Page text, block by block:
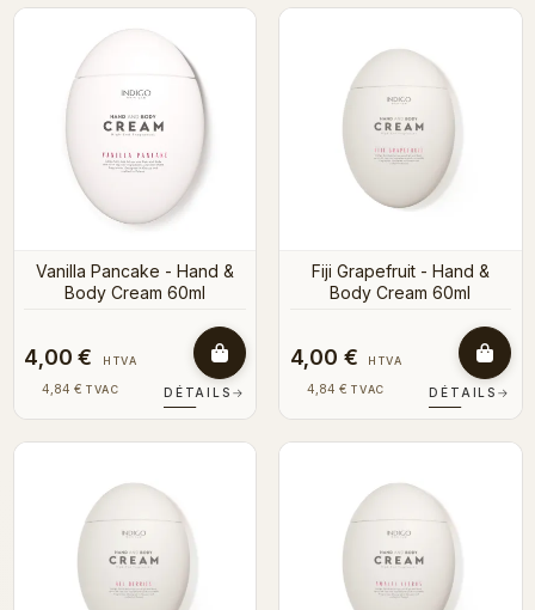
Vanilla Pancake - Hand &
Body Cream 60ml
4,00 € HTVA
4,84 € TVAC DÉTAILS →
Fiji Grapefruit - Hand &
Body Cream 60ml
4,00 € HTVA
4,84 € TVAC DÉTAILS →